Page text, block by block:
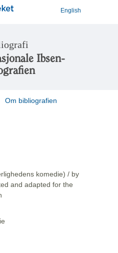
English
Ibsen-
Om bibliografien
komedie) / by
and adapted for the